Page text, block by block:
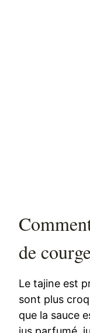
de
Le tajine est
sont plus
que la sauce